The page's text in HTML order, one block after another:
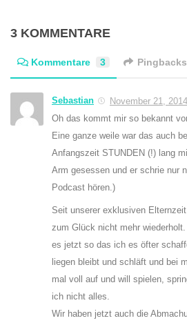
3 KOMMENTARE
Kommentare 3 Pingbacks
Sebastian
November 21,
Oh das kommt mir so bekannt
Eine ganze weile war das auch
Anfangszeit STUNDEN (!) lang
Arm gesessen und er schrie nur
Podcast hören.)
Seit unserer exklusiven
zum Glück nicht mehr
es jetzt so das ich es öfter
liegen bleibt und schläft und bei
mal voll auf und will spielen,
ich nicht alles.
Wir haben jetzt auch die